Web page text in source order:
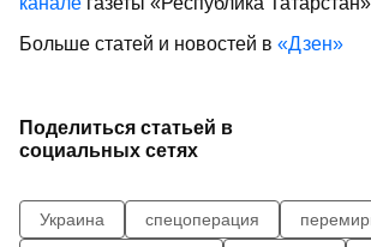
Больше статей и новостей в «Дзен»
Поделиться статьей в
социальных сетях
Украина спецоперация